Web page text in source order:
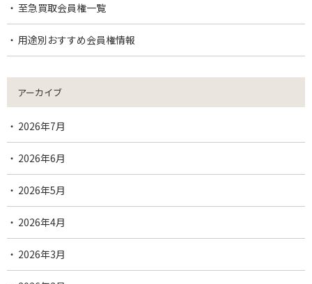
至急買取会員権一覧
用途別おすすめ会員権情報
アーカイブ
2026年7月
2026年6月
2026年5月
2026年4月
2026年3月